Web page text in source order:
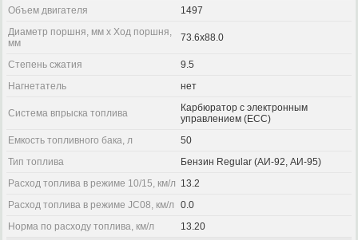
Объем двигателя
1497
Диаметр поршня, мм x Ход поршня,
мм
73.6x88.0
Степень сжатия
9.5
Нагнетатель
нет
Система впрыска топлива
Карбюратор с электронным
управлением (ECC)
Емкость топливного бака, л
50
Тип топлива
Бензин Regular (АИ-92, АИ-95)
Расход топлива в режиме 10/15, км/л 13.2
Расход топлива в режиме JC08, км/л
0.0
Норма по расходу топлива, км/л
13.20